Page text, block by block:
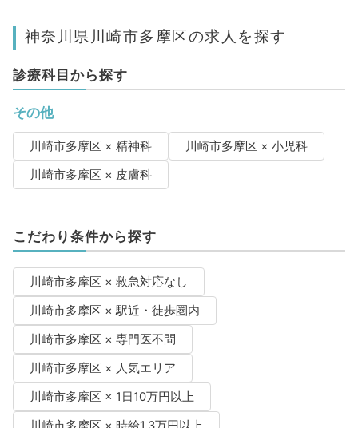
神奈川県川崎市多摩区の求人を探す
診療科目から探す
その他
川崎市多摩区 × 精神科
川崎市多摩区 × 小児科
川崎市多摩区 × 皮膚科
こだわり条件から探す
川崎市多摩区 × 救急対応なし
川崎市多摩区 × 駅近・徒歩圏内
川崎市多摩区 × 専門医不問
川崎市多摩区 × 人気エリア
川崎市多摩区 × 1日10万円以上